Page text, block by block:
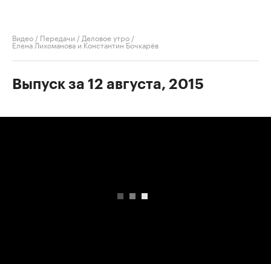
Видео / Передачи / Деловое утро /
Елена Лихоманова и Константин Бочкарёв
Выпуск за 12 августа, 2015